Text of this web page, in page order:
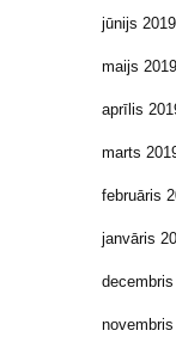
jūnijs 2019
maijs 2019
aprīlis
marts
februāris
janvāris